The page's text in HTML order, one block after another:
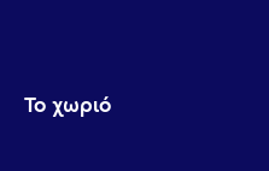
Το χωριό